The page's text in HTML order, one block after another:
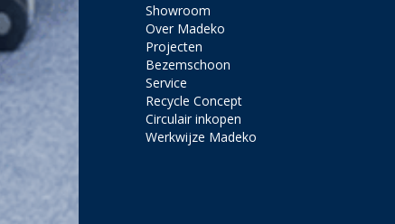
Showroom
Over Madeko
Projecten
Bezemschoon
Service
Recycle Concept
Circulair inkopen
Werkwijze Madeko